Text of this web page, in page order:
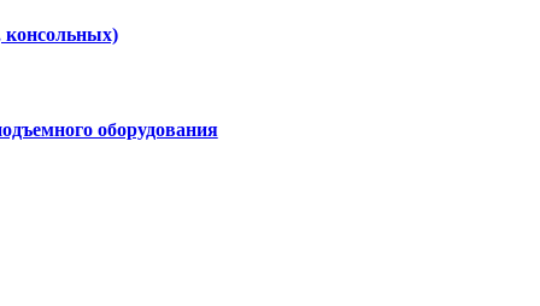
консольных)
оборудования